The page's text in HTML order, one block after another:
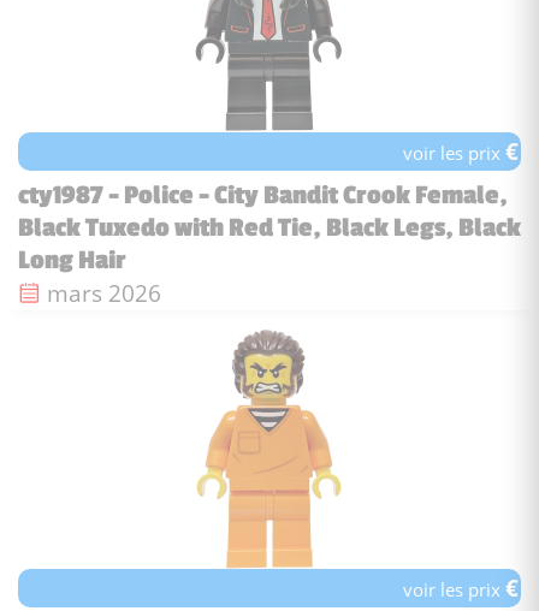
voir les prix€
cty1987 - Police - City Bandit Crook Female,
Black Tuxedo with Red Tie, Black Legs, Black
Long Hair
Date de sortie :
mars 2026
voir les prix€